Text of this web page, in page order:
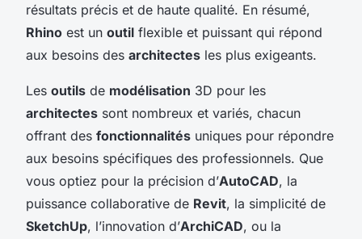
résultats précis et de haute qualité. En résumé,
Rhino est un outil flexible et puissant qui répond
aux besoins des architectes les plus exigeants.
Les outils de modélisation 3D pour les
architectes sont nombreux et variés, chacun
offrant des fonctionnalités uniques pour répondre
aux besoins spécifiques des professionnels. Que
vous optiez pour la précision d’AutoCAD, la
puissance collaborative de Revit, la simplicité de
SketchUp, l’innovation d’ArchiCAD, ou la